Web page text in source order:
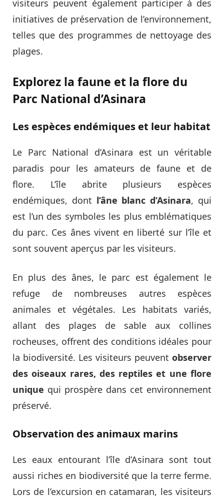
visiteurs peuvent également participer à des
initiatives de préservation de l’environnement,
telles que des programmes de nettoyage des
plages.
Explorez la faune et la flore du
Parc National d’Asinara
Les espèces endémiques et leur habitat
Le Parc National d’Asinara est un véritable
paradis pour les amateurs de faune et de
flore. L’île abrite plusieurs espèces
endémiques, dont l’âne blanc d’Asinara, qui
est l’un des symboles les plus emblématiques
du parc. Ces ânes vivent en liberté sur l’île et
sont souvent aperçus par les visiteurs.
En plus des ânes, le parc est également le
refuge de nombreuses autres espèces
animales et végétales. Les habitats variés,
allant des plages de sable aux collines
rocheuses, offrent des conditions idéales pour
la biodiversité. Les visiteurs peuvent observer
des oiseaux rares, des reptiles et une flore
unique qui prospère dans cet environnement
préservé.
Observation des animaux marins
Les eaux entourant l’île d’Asinara sont tout
aussi riches en biodiversité que la terre ferme.
Lors de l’excursion en catamaran, les visiteurs